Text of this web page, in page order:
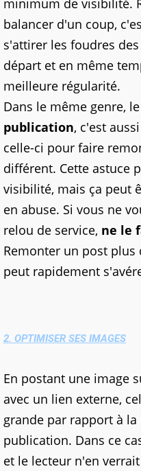
minimum de visibilité.
balancer d'un coup,
s'attirer les foudres
départ et en même
meilleure régularité.
Dans le même genre,
publication, c'est
celle-ci pour faire
différent. Cette astuce
visibilité, mais ça peut
en abuse. Si vous ne
relou de service, ne le
Remonter un post
peut rapidement
2. OPTIMISER SES IMAGES
En postant une image
avec un lien externe,
grande par rapport à
publication. Dans ce
et le lecteur n'en